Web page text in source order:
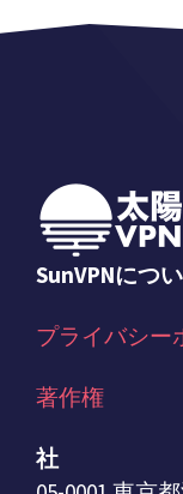
SunVPNにつ
プライバシー
著作権
社